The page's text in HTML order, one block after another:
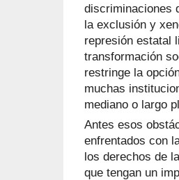
discriminaciones
la exclusión y
represión estatal
transformación
restringe la
muchas
mediano o largo
Antes esos
enfrentados con
los derechos de
que tengan un